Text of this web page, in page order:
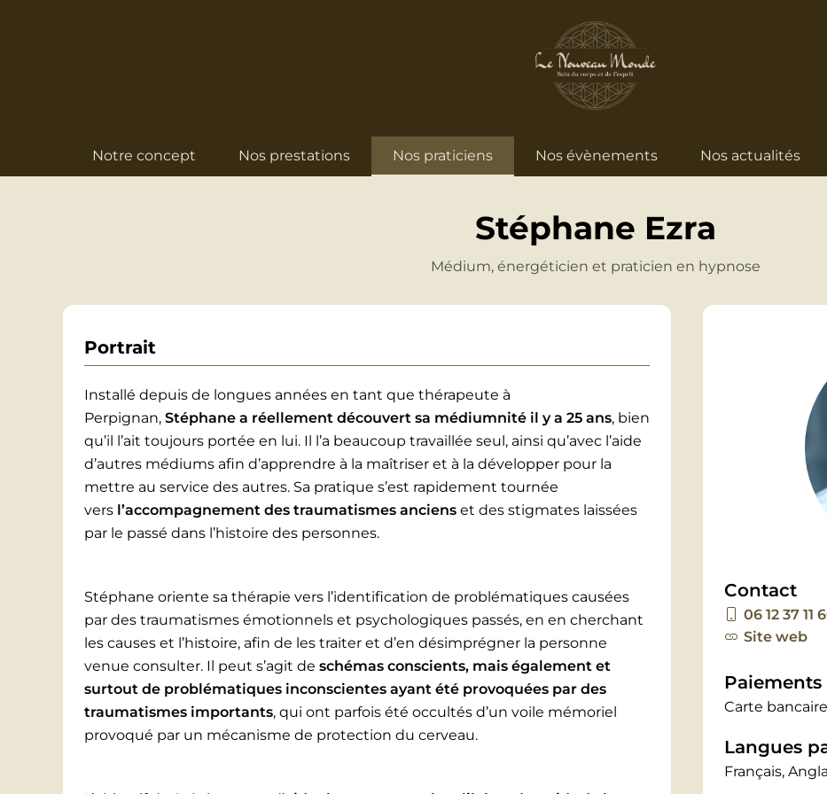
Notre concept Nos prestations Nos praticiens Nos évènements Nos actualités
Stéphane Ezra
Médium, énergéticien et praticien en hypnose
Portrait
Installé depuis de longues années en tant que thérapeute à
Perpignan, Stéphane a réellement découvert sa médiumnité il y a 25 ans, bien
qu’il l’ait toujours portée en lui. Il l’a beaucoup travaillée seul, ainsi qu’avec l’aide
d’autres médiums afin d’apprendre à la maîtriser et à la développer pour la
mettre au service des autres. Sa pratique s’est rapidement tournée
vers l’accompagnement des traumatismes anciens et des stigmates laissées
par le passé dans l’histoire des personnes.
Stéphane oriente sa thérapie vers l’identification de problématiques causées
par des traumatismes émotionnels et psychologiques passés, en en cherchant
les causes et l’histoire, afin de les traiter et d’en désimprégner la personne
venue consulter. Il peut s’agit de schémas conscients, mais également et
surtout de problématiques inconscientes ayant été provoquées par des
traumatismes importants, qui ont parfois été occultés d’un voile mémoriel
provoqué par un mécanisme de protection du cerveau.
Contact
06 12 37 11
Site web
Paiements
Carte
Langues
Français,